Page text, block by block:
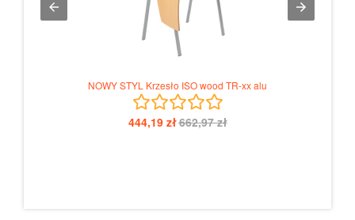
NOWY STYL Krzesło ISO wood TR-xx alu
444,19 zł662,97 zł